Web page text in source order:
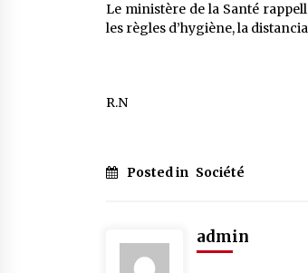
Le ministère de la Santé
les règles d’hygiène, la
R.N
Posted in Société
admin